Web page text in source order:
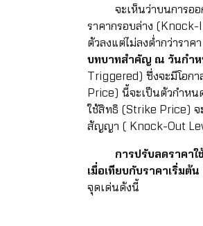
จะเห็นว่าบนการออก
ราคากรอบล่าง
ตัวลงแต่ไม่ลงต่ำกว่ารา
บทบาทสำคัญ ณ วันกำ
Triggered) ซึ่งจะมีโอก
Price) นี้จะเป็นตัวกำหน
ใช้สิทธิ (Strike Price) จ
สัญญา ( Knock-Out
การปรับลดราคา
เมื่อเทียบกับราคาเริ่มต้
จุดเด่นดังนี้